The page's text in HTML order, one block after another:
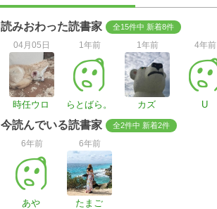
読みおわった読書家 全15件中 新着8件
04月05日
時任ウロ
1年前
らとばら。
1年前
カズ
4年前
U
今読んでいる読書家 全2件中 新着2件
6年前
あや
6年前
たまご